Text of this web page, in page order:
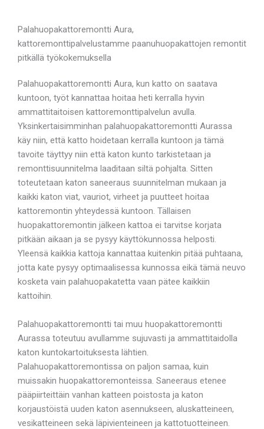
Palahuopakattoremontti Aura,
kattoremonttipalvelustamme paanuhuopakattojen remontit
pitkällä työkokemuksella
Palahuopakattoremontti Aura, kun katto on saatava
kuntoon, työt kannattaa hoitaa heti kerralla hyvin
ammattitaitoisen kattoremonttipalvelun avulla.
Yksinkertaisimminhan palahuopakattoremontti Aurassa
käy niin, että katto hoidetaan kerralla kuntoon ja tämä
tavoite täyttyy niin että katon kunto tarkistetaan ja
remonttisuunnitelma laaditaan siltä pohjalta. Sitten
toteutetaan katon saneeraus suunnitelman mukaan ja
kaikki katon viat, vauriot, virheet ja puutteet hoitaa
kattoremontin yhteydessä kuntoon. Tällaisen
huopakattoremontin jälkeen kattoa ei tarvitse korjata
pitkään aikaan ja se pysyy käyttökunnossa helposti.
Yleensä kaikkia kattoja kannattaa kuitenkin pitää puhtaana,
jotta kate pysyy optimaalisessa kunnossa eikä tämä neuvo
kosketa vain palahuopakatetta vaan pätee kaikkiin
kattoihin.
Palahuopakattoremontti tai muu huopakattoremontti
Aurassa toteutuu avullamme sujuvasti ja ammattitaidolla
katon kuntokartoituksesta lähtien.
Palahuopakattoremontissa on paljon samaa, kuin
muissakin huopakattoremonteissa. Saneeraus etenee
pääpiirteittäin vanhan katteen poistosta ja katon
korjaustöistä uuden katon asennukseen, aluskatteineen,
vesikatteineen sekä läpivienteineen ja kattotuotteineen.